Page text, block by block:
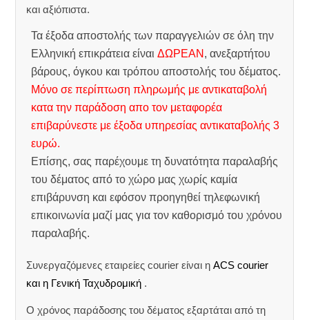
και αξιόπιστα.
Τα έξοδα αποστολής των παραγγελιών σε όλη την
Ελληνική επικράτεια είναιΔΩΡΕΑΝ , ανεξαρτήτου
βάρους, όγκου και τρόπου αποστολής του δέματος.
Μόνο σε περίπτωση πληρωμής με αντικαταβολή
κατα την παράδοση απο τον μεταφορέα
επιβαρύνεστε με έξοδα υπηρεσίας αντικαταβολής 3
ευρώ.
Επίσης, σας παρέχουμε τη δυνατότητα παραλαβής
του δέματος από το χώρο μας χωρίς καμία
επιβάρυνση και εφόσον προηγηθεί τηλεφωνική
επικοινωνία μαζί μας για τον καθορισμό του χρόνου
παραλαβής.
Συνεργαζόμενες εταιρείες courier είναι ηACS courier
και η Γενική Ταχυδρομική .
Ο χρόνος παράδοσης του δέματος εξαρτάται από τη